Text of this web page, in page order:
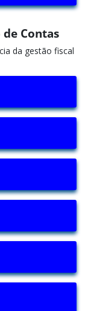
Contas
da gestão fiscal